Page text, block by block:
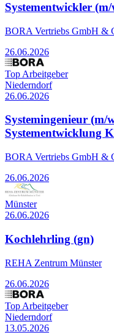
Systementwickler
BORA Vertriebs GmbH &
26.06.2026
Top Arbeitgeber
Niederndorf
26.06.2026
Systemingenieur
Systementwicklung
BORA Vertriebs GmbH &
26.06.2026
Münster
26.06.2026
Kochlehrling (gn)
REHA Zentrum Münster
26.06.2026
Top Arbeitgeber
Niederndorf
13.05.2026